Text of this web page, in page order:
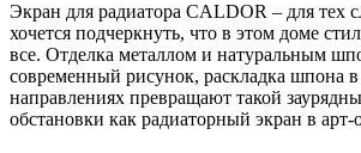
Экран для радиатора CALDOR – для тех
хочется подчеркнуть, что в этом доме
все. Отделка металлом и натуральным
современный рисунок, раскладка шпона
направлениях превращают такой
обстановки как радиаторный экран в арт-